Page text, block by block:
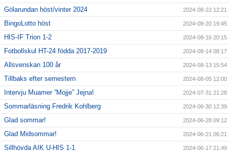
Gölarundan höst/vinter 2024 2024-08-22 12:21
BingoLotto höst 2024-08-20 19:45
HIS-IF Trion 1-2 2024-08-16 20:15
Fotbollskul HT-24 födda 2017-2019 2024-08-14 08:17
Allsvenskan 100 år 2024-08-13 15:54
Tillbaks efter semestern 2024-08-05 12:00
Intervju Muamer ”Mojje” Jejna! 2024-07-31 21:28
Sommarläsning Fredrik Kohlberg 2024-06-30 12:39
Glad sommar! 2024-06-28 09:12
Glad Midsommar! 2024-06-21 06:21
Sillhövda AIK U-HIS 1-1 2024-06-17 21:49